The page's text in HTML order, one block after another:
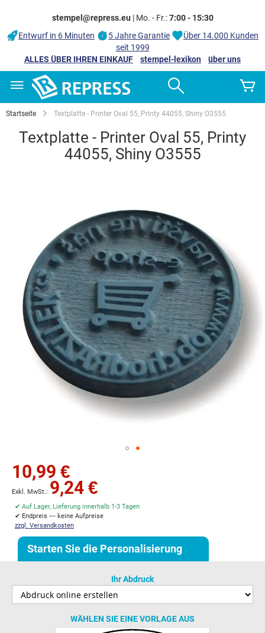
stempel@repress.eu | Mo. - Fr.:7:00 - 15:30
Entwurf in 6 Minuten
5 Jahre Garantie
Über 14.000 Kunden
seit 1999
ALLES ÜBER IHREN EINKAUF
stempel-lexikon
über uns
Startseite Textplatte - Printer Oval 55, Printy 44055, Shiny O3555
Textplatte - Printer Oval 55, Printy
44055, Shiny O3555
Anfang
springen
10,99 €
9,24 €
✔ Auf Lager, Lieferung innerhalb 1-3 Tagen
✔ Endpreis — keine Aufpreise
zzgl. Versandkosten
Starten Sie die Personalisierung
Ihr Abdruck
WÄHLEN SIE EINE VORLAGE AUS